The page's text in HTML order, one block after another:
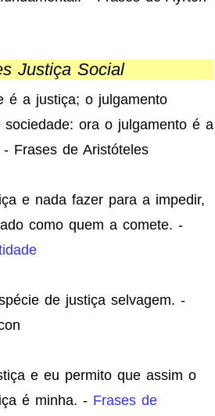
Justiça Social
é a justiça; o julgamento
ora o julgamento é a
Frases de Aristóteles
e nada fazer para a impedir,
como quem a comete. -
de justiça selvagem. -
e eu permito que assim o
é minha. - Frases de